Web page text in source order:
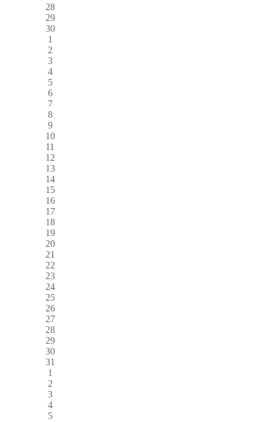
28
29
30
1
2
3
4
5
6
7
8
9
10
11
12
13
14
15
16
17
18
19
20
21
22
23
24
25
26
27
28
29
30
31
1
2
3
4
5